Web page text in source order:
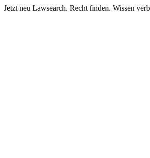
Jetzt neu Lawsearch. Recht finden. Wissen